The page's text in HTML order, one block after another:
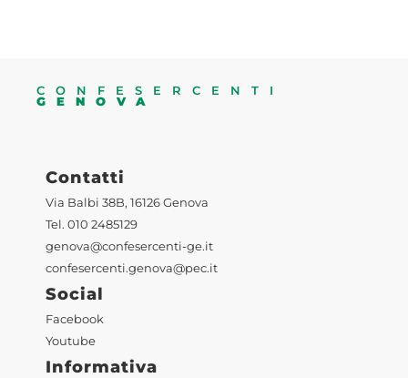
CONFESERCENTI
GENOVA
Contatti
Via Balbi 38B, 16126 Genova
Tel. 010 2485129
genova@confesercenti-ge.it
confesercenti.genova@pec.it
Social
Facebook
Youtube
Informativa